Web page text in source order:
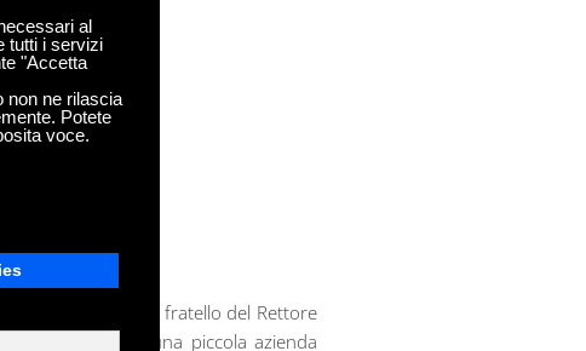
al
tutti i servizi
"Accetta
non ne rilascia
Potete
voce.
Battista Giorgio, fratello del Rettore
fondò una piccola azienda